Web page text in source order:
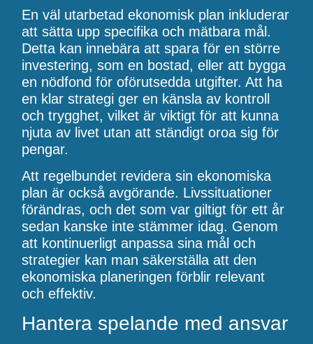
En väl utarbetad ekonomisk plan inkluderar
att sätta upp specifika och mätbara mål.
Detta kan innebära att spara för en större
investering, som en bostad, eller att bygga
en nödfond för oförutsedda utgifter. Att ha
en klar strategi ger en känsla av kontroll
och trygghet, vilket är viktigt för att kunna
njuta av livet utan att ständigt oroa sig för
pengar.
Att regelbundet revidera sin ekonomiska
plan är också avgörande. Livssituationer
förändras, och det som var giltigt för ett år
sedan kanske inte stämmer idag. Genom
att kontinuerligt anpassa sina mål och
strategier kan man säkerställa att den
ekonomiska planeringen förblir relevant
och effektiv.
Hantera spelande med ansvar